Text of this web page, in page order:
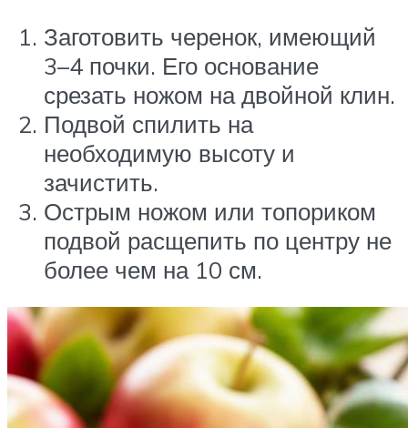
Заготовить черенок, имеющий
3–4 почки. Его основание
срезать ножом на двойной клин.
Подвой спилить на
необходимую высоту и
зачистить.
Острым ножом или топориком
подвой расщепить по центру не
более чем на 10 см.